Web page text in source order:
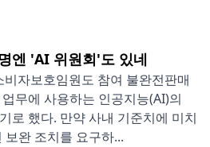
엔 'AI 위원회'도 있네
자보호임원도 참여 불완전판매
무에 사용하는 인공지능(AI)의
로 했다. 만약 사내 기준치에 미치
완 조치를 요구하...